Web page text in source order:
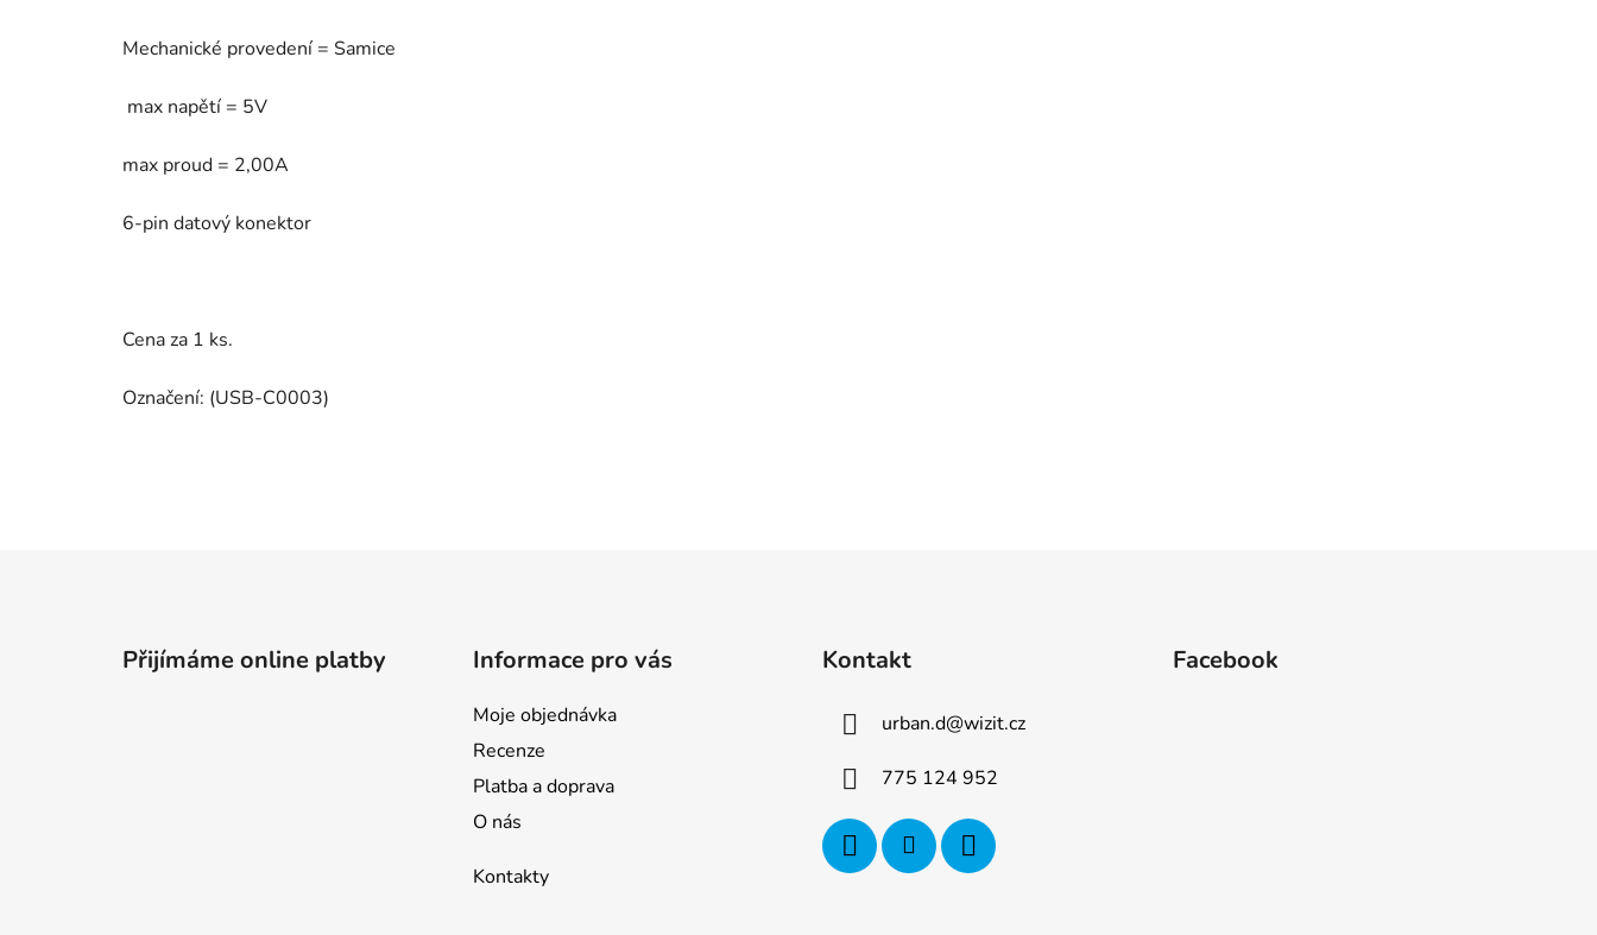
Mechanické provedení = Samice
max napětí = 5V
max proud = 2,00A
6-pin datový konektor
Cena za 1 ks.
Označení: (USB-C0003)
Přijímáme online platby Informace pro vás
Moje objednávka
Recenze
Platba a doprava
O nás
Kontakty
Kontakt
urban.d@wizit.cz
775 124 952
Facebook